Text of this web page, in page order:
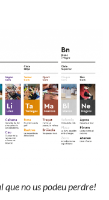
no us podeu perdre!